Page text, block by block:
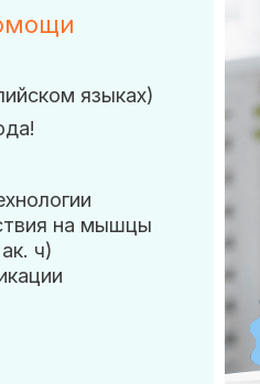
языках)
на мышцы
ч)